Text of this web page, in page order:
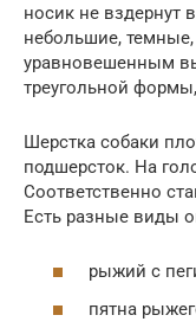
носик не вздернут в
небольшие,
уравновешенным
треугольной
Шерстка собаки
подшерсток. На
Соответственно
Есть разные виды
рыжий с
пятна